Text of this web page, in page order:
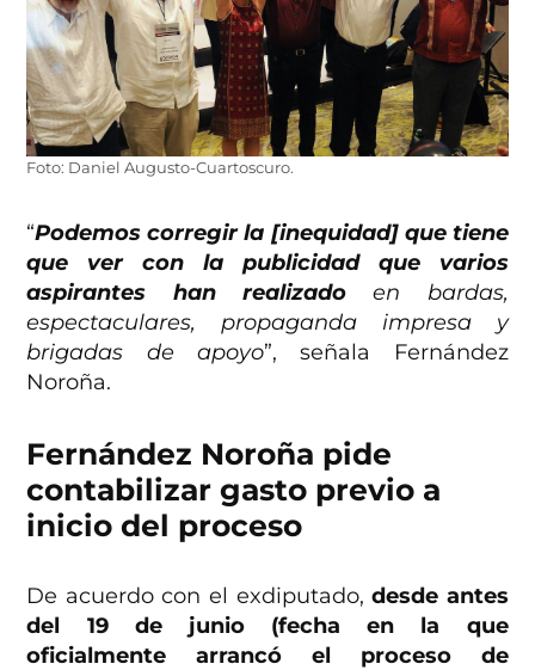
Foto: Daniel Augusto-Cuartoscuro.
“Podemos corregir la [inequidad] que tiene
que ver con la publicidad que varios
aspirantes han realizadoen bardas,
espectaculares, propaganda impresa y
brigadas de apoyo”, señala Fernández
Noroña.
Fernández Noroña pide
contabilizar gasto previo a
inicio del proceso
De acuerdo con el exdiputado,desde antes
del 19 de junio (fecha en la que
oficialmente arrancó el proceso de